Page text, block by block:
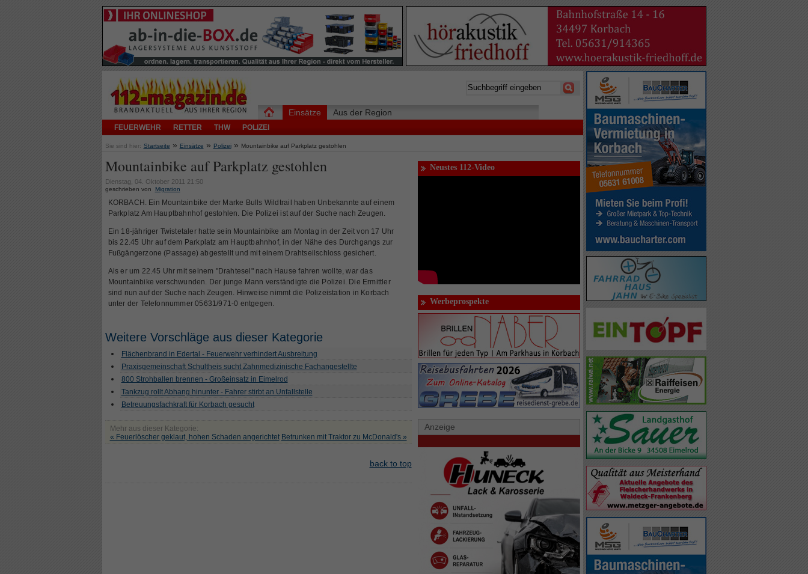
Einsätze
FEUERWEHR RETTER THW POLIZEI
Aus der Region
Sie sind hier: Startseite » Einsätze » Polizei » Mountainbike auf Parkplatz gestohlen
Mountainbike auf Parkplatz gestohlen
Dienstag, 04. Oktober 2011 21:50
geschrieben von Migration
KORBACH. Ein Mountainbike der Marke Bulls Wildtrail haben Unbekannte auf einem
Parkplatz Am Hauptbahnhof gestohlen. Die Polizei ist auf der Suche nach Zeugen.
Ein 18-jähriger Twistetaler hatte sein Mountainbike am Montag in der Zeit von 17 Uhr
bis 22.45 Uhr auf dem Parkplatz am Hauptbahnhof, in der Nähe des Durchgangs zur
Fußgängerzone (Passage) abgestellt und mit einem Drahtseilschloss gesichert.
Als er um 22.45 Uhr mit seinem "Drahtesel" nach Hause fahren wollte, war das
Mountainbike verschwunden. Der junge Mann verständigte die Polizei. Die Ermittler
sind nun auf der Suche nach Zeugen. Hinweise nimmt die Polizeistation in Korbach
unter der Telefonnummer 05631/971-0 entgegen.
Weitere Vorschläge aus dieser Kategorie
Flächenbrand in Edertal - Feuerwehr verhindert Ausbreitung
Praxisgemeinschaft Schultheis sucht Zahnmedizinische Fachangestellte
800 Strohballen brennen - Großeinsatz in Eimelrod
Tankzug rollt Abhang hinunter - Fahrer stirbt an Unfallstelle
Betreuungsfachkraft für Korbach gesucht
Mehr aus dieser Kategorie:
« Feuerlöscher geklaut, hohen Schaden angerichtet Betrunken mit Traktor zu McDonald's »
back to top
Neustes 112-Video
Werbeprospekte
Anzeige